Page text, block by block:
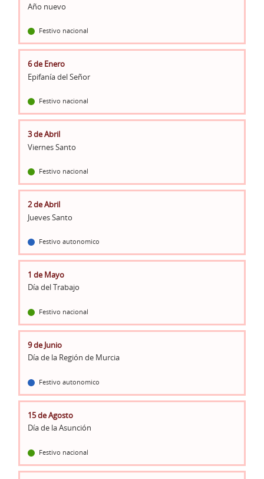
Año nuevo
Festivo nacional
6 de Enero
Epifanía del Señor
Festivo nacional
3 de Abril
Viernes Santo
Festivo nacional
2 de Abril
Jueves Santo
Festivo autonomico
1 de Mayo
Día del Trabajo
Festivo nacional
9 de Junio
Día de la Región de Murcia
Festivo autonomico
15 de Agosto
Día de la Asunción
Festivo nacional